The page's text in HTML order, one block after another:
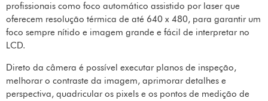
profissionais como foco automático assistido por laser que
oferecem resolução térmica de até 640 x 480, para garantir um
foco sempre nítido e imagem grande e fácil de interpretar no
LCD.
Direto da câmera é possível executar planos de inspeção,
melhorar o contraste da imagem, aprimorar detalhes e
perspectiva, quadricular os pixels e os pontos de medição de